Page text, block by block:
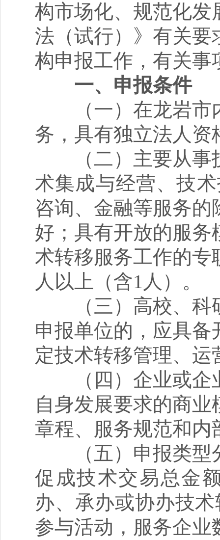
构市场化、规范化发
法（试行）》有关要
构申报工作，有关
一、申报条件
（一）在龙岩市
务，具有独立法人
（二）主要从事
术集成与经营、技
咨询、金融等服务
好；具有开放的服
术转移服务工作的专
人以上（含1人）。
（三）高校、科
申报单位的，应具
定技术转移管理、
（四）企业或企
自身发展要求的商
章程、服务规范和
（五）申报类型
促成技术交易总金
办、承办或协办技
参与活动，服务企